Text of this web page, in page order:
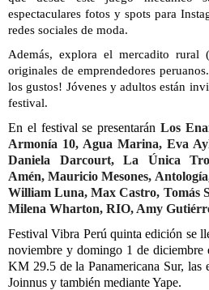
espectaculares fotos y spots para
redes sociales de moda.
Además, explora el mercadito rural
originales de emprendedores
los gustos! Jóvenes y adultos están
festival.
En el festival se presentarán Los
Armonía 10, Agua Marina, Eva
Daniela Darcourt, La Única
Amén, Mauricio Mesones,
William Luna, Max Castro, Tomás
Milena Wharton, RIO, Amy
Festival Vibra Perú quinta edición se
noviembre y domingo 1 de
KM 29.5 de la Panamericana Sur, las
Joinnus y también mediante Yape.